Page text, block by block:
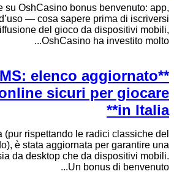
su OshCasino bonus benvenuto: app,
— cosa sapere prima di iscriversi
del gioco da dispositivi mobili,
OshCasino ha investito molto...
elenco aggiornato
sicuri per giocare
in Italia**
(pur rispettando le radici classiche del
è stata aggiornata per garantire una
da desktop che da dispositivi mobili.
Un bonus di benvenuto...